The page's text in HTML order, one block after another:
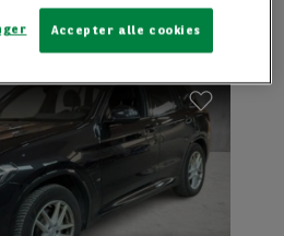
biler
Accepter alle cookies